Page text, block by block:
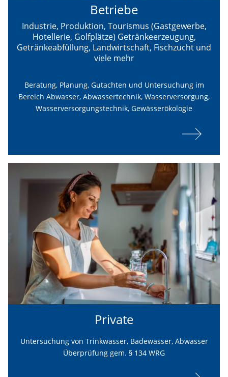
Betriebe
Industrie, Produktion, Tourismus (Gastgewerbe,
Hotellerie, Golfplätze) Getränkeerzeugung,
Getränkeabfüllung, Landwirtschaft, Fischzucht und
viele mehr
Beratung, Planung, Gutachten und Untersuchung im
Bereich Abwasser, Abwassertechnik, Wasserversorgung,
Wasserversorgungstechnik, Gewässerökologie
Private
Untersuchung von Trinkwasser, Badewasser, Abwasser
Überprüfung gem. § 134 WRG